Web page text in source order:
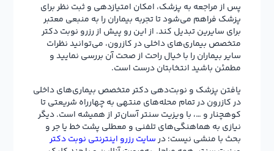
پس از مراجعه به پزشک، امکان امتیازدهی و ثبت نظر برای
پزشک فراهم می‌شود تا تجربه بیماران را به منبعی معتبر
برای سایرین تبدیل کند. از این رو پیش از رزرو نوبت دکتر
متخصص بیماری‌های داخلی در کازرون، می‌توانید نظرات
سایر بیماران را با خیال راحت از صحت آن بررسی نمایید و
مطمئن باشید انتخابتان درست است.
یافتن پزشک و نوبت‌دهی دکتر متخصص بیماری‌های داخلی
در کازرون در تمام محله‌های منتهی به چهارراه شریعتی تا
کوهچنار و …، با ویزیت سنتر آسان‌تر از همیشه است. دیگر
نیازی به هماهنگی‌های تلفنی و معطلی پشت خط یا جر و
بحث با منشی نیست؛ درسایت رزرو اینترنتی نوبت دکتر